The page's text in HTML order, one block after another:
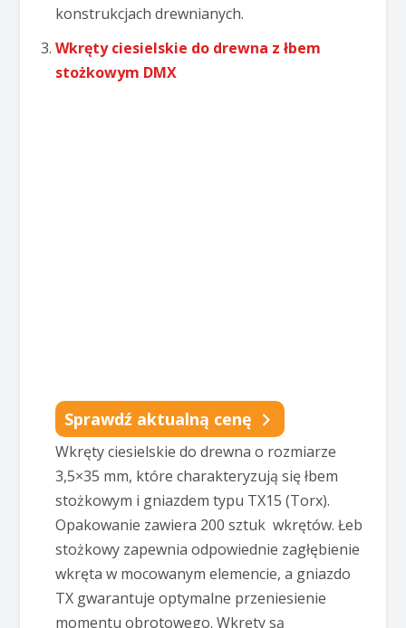
konstrukcjach drewnianych.
Wkręty ciesielskie do drewna z łbem
stożkowym DMX
Sprawdź aktualną cenę
Wkręty ciesielskie do drewna o rozmiarze
3,5×35 mm, które charakteryzują się łbem
stożkowym i gniazdem typu TX15 (Torx).
Opakowanie zawiera 200 sztuk wkrętów. Łeb
stożkowy zapewnia odpowiednie zagłębienie
wkręta w mocowanym elemencie, a gniazdo
TX gwarantuje optymalne przeniesienie
momentu obrotowego. Wkręty są